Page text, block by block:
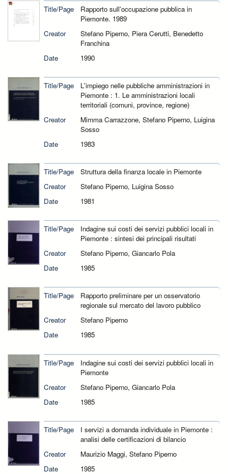
Title/Page
Rapporto sull'occupazione pubblica in
Piemonte. 1989
Creator
Stefano Piperno, Piera Cerutti, Benedetto
Franchina
Date
1990
Title/Page
L'impiego nelle pubbliche amministrazioni in
Piemonte : 1. Le amministrazioni locali
territoriali (comuni, province, regione)
Creator
Mimma Carrazzone, Stefano Piperno, Luigina
Sosso
Date
1983
Title/Page
Struttura della finanza locale in Piemonte
Creator
Stefano Piperno, Luigina Sosso
Date
1981
Title/Page
Indagine sui costi dei servizi pubblici locali in
Piemonte : sintesi dei principali risultati
Creator
Stefano Piperno, Giancarlo Pola
Date
1985
Title/Page
Rapporto preliminare per un osservatorio
regionale sul mercato del lavoro pubblico
Creator
Stefano Piperno
Date
1985
Title/Page
Indagine sui costi dei servizi pubblici locali in
Piemonte
Creator
Stefano Piperno, Giancarlo Pola
Date
1985
Title/Page
I servizi a domanda individuale in Piemonte :
analisi delle certificazioni di bilancio
Creator
Maurizio Maggi, Stefano Piperno
Date
1985